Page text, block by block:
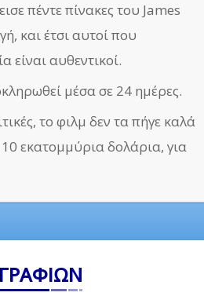
πέντε πίνακες του James
και έτσι αυτοί που
είναι αυθεντικοί.
μέσα σε 24 ημέρες.
το φιλμ δεν τα πήγε καλά
εκατομμύρια δολάρια, για